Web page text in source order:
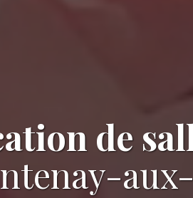
de
aux-